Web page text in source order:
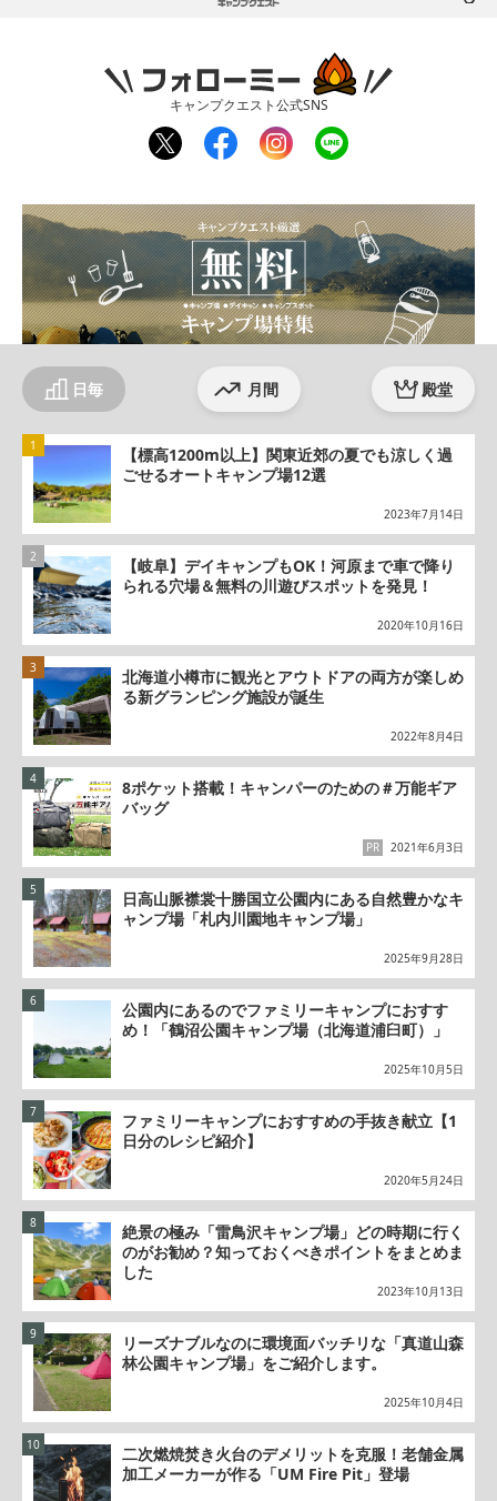
フォローミー
キャンプクエスト公式SNS
twit
ter
fac
ebo
inst
agr
line
日毎 月間 殿堂
【標高1200m以上】関東近郊の夏でも涼しく過
ごせるオートキャンプ場12選
2023年7月14日
【岐阜】デイキャンプもOK！河原まで車で降り
られる穴場＆無料の川遊びスポットを発見！
2020年10月16日
北海道小樽市に観光とアウトドアの両方が楽しめ
る新グランピング施設が誕生
2022年8月4日
8ポケット搭載！キャンパーのための＃万能ギア
バッグ
2021年6月3日
PR
日高山脈襟裳十勝国立公園内にある自然豊かなキ
ャンプ場「札内川園地キャンプ場」
2025年9月28日
公園内にあるのでファミリーキャンプにおすす
め！「鶴沼公園キャンプ場（北海道浦臼町）」
2025年10月5日
ファミリーキャンプにおすすめの手抜き献立【1
日分のレシピ紹介】
2020年5月24日
絶景の極み「雷鳥沢キャンプ場」どの時期に行く
のがお勧め？知っておくべきポイントをまとめま
した
2023年10月13日
リーズナブルなのに環境面バッチリな「真道山森
林公園キャンプ場」をご紹介します。
2025年10月4日
二次燃焼焚き火台のデメリットを克服！老舗金属
加工メーカーが作る「UM Fire Pit」登場